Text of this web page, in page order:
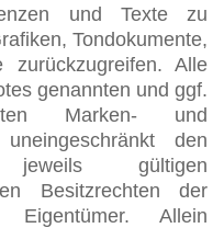
und Texte zu
Tondokumente,
zurückzugreifen. Alle
genannten und ggf.
Marken- und
den
gültigen
Besitzrechten der
Eigentümer. Allein